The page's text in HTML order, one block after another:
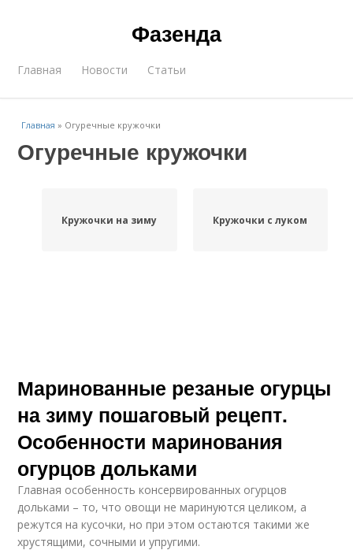
Фазенда
Главная Новости Статьи
Главная » Огуречные кружочки
Огуречные кружочки
Кружочки на зиму Кружочки с луком
Маринованные резаные огурцы
на зиму пошаговый рецепт.
Особенности маринования
огурцов дольками
Главная особенность консервированных огурцов
дольками – то, что овощи не маринуются целиком, а
режутся на кусочки, но при этом остаются такими же
хрустящими, сочными и упругими.